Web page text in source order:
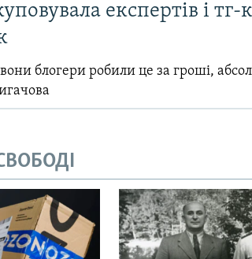
експертів і
блогери робили це за гроші,